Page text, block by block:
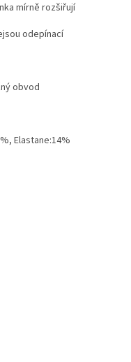
mírně rozšiřují
odepínací
obvod
Elastane:14%